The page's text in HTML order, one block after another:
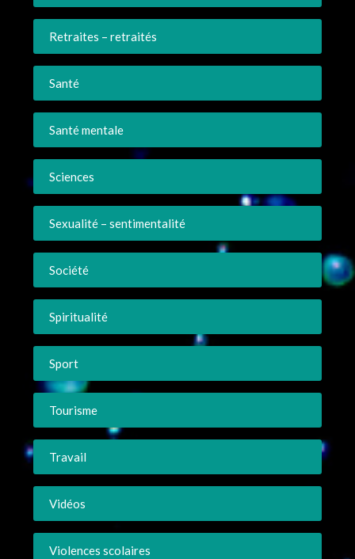
Retraites – retraités
Santé
Santé mentale
Sciences
Sexualité – sentimentalité
Société
Spiritualité
Sport
Tourisme
Travail
Vidéos
Violences scolaires